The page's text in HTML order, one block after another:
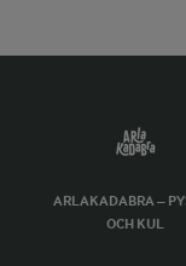
ARLAKADABRA –
OCH KUL